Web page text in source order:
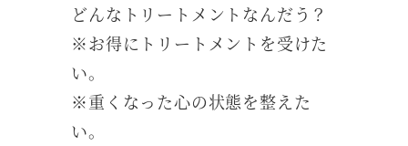
どんなトリートメントなんだう？
※お得にトリートメントを受けた
い。
※重くなった心の状態を整えた
い。